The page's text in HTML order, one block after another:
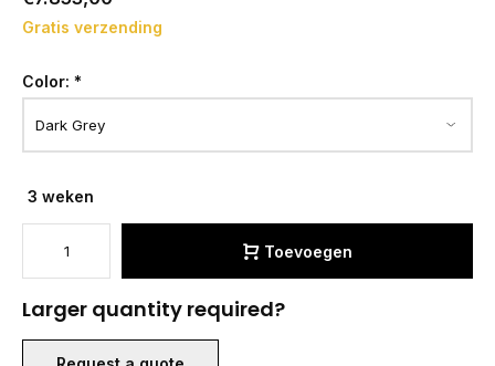
Gratis verzending
Color: *
3 weken
Toevoegen
Larger quantity required?